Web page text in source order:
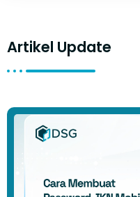
Artikel Update